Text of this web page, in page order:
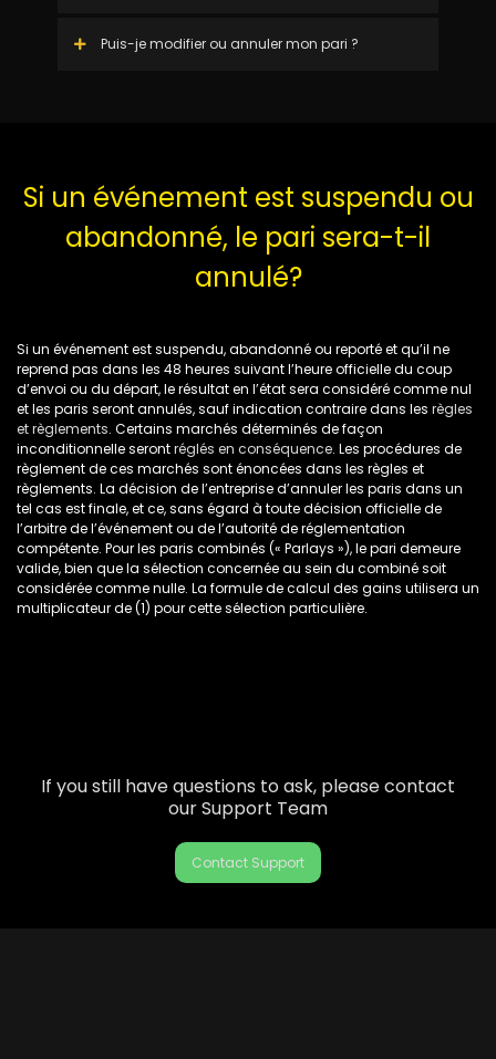
Puis-je modifier ou annuler mon pari ?
Si un événement est suspendu ou
abandonné, le pari sera-t-il
annulé?
Si un événement est suspendu, abandonné ou reporté et qu’il ne
reprend pas dans les 48 heures suivant l’heure officielle du coup
d’envoi ou du départ, le résultat en l’état sera considéré comme nul
et les paris seront annulés, sauf indication contraire dans les règles
et règlements. Certains marchés déterminés de façon
inconditionnelle serontréglés en conséquence. Les procédures de
règlement de ces marchés sont énoncées dans les règles et
règlements. La décision de l’entreprise d’annuler les paris dans un
tel cas est finale, et ce, sans égard à toute décision officielle de
l’arbitre de l’événement ou de l’autorité de réglementation
compétente. Pour les paris combinés (« Parlays »), le pari demeure
valide, bien que la sélection concernée au sein du combiné soit
considérée comme nulle. La formule de calcul des gains utilisera un
multiplicateur de (1) pour cette sélection particulière.
If you still have questions to ask, please contact
our Support Team
Contact Support